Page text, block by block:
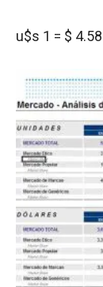
u$s 1 = $ 4.58